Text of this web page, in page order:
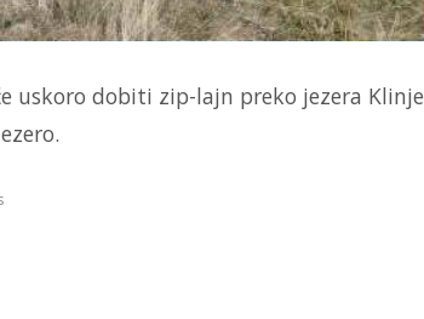
uskoro dobiti zip-lajn preko jezera Klinje